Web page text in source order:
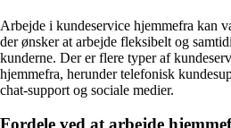
Arbejde i kundeservice hjemmefra kan
der ønsker at arbejde fleksibelt og
kunderne. Der er flere typer af
hjemmefra, herunder telefonisk
chat-support og sociale medier.